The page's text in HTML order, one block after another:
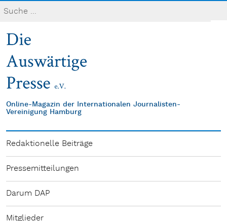
Online-Magazin der Internationalen Journalisten-
Vereinigung Hamburg
Redaktionelle Beiträge
Pressemitteilungen
Darum DAP
Mitglieder